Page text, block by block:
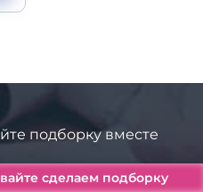
подборку вместе